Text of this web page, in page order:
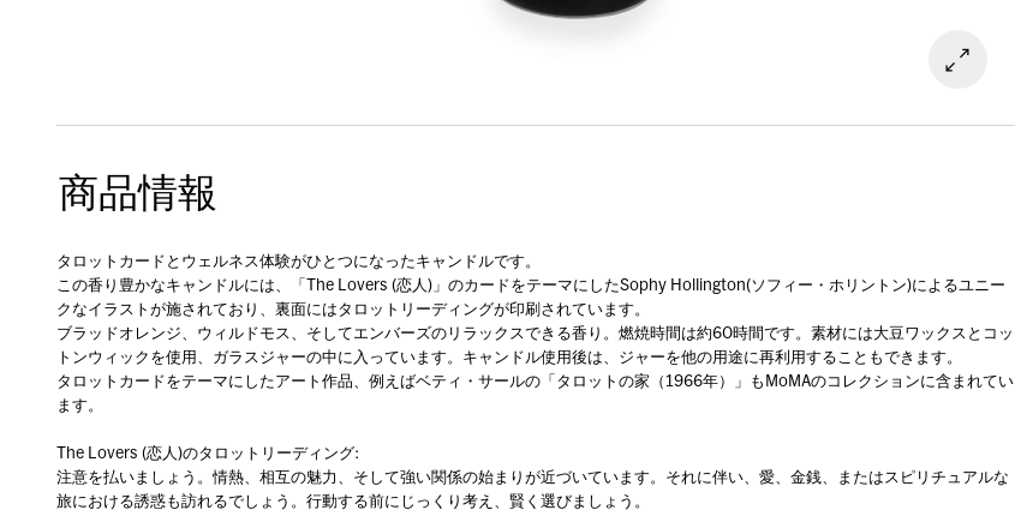
商品情報
タロットカードとウェルネス体験がひとつになったキャンドルです。
この香り豊かなキャンドルには、「The Lovers (恋人)」のカードをテーマにしたSophy Hollington(ソフィー・ホリントン)によるユニー
クなイラストが施されており、裏面にはタロットリーディングが印刷されています。
ブラッドオレンジ、ウィルドモス、そしてエンバーズのリラックスできる香り。燃焼時間は約60時間です。素材には大豆ワックスとコッ
トンウィックを使用、ガラスジャーの中に入っています。キャンドル使用後は、ジャーを他の用途に再利用することもできます。
タロットカードをテーマにしたアート作品、例えばベティ・サールの「タロットの家（1966年）」もMoMAのコレクションに含まれてい
ます。
The Lovers (恋人)のタロットリーディング:
注意を払いましょう。情熱、相互の魅力、そして強い関係の始まりが近づいています。それに伴い、愛、金銭、またはスピリチュアルな
旅における誘惑も訪れるでしょう。行動する前にじっくり考え、賢く選びましょう。